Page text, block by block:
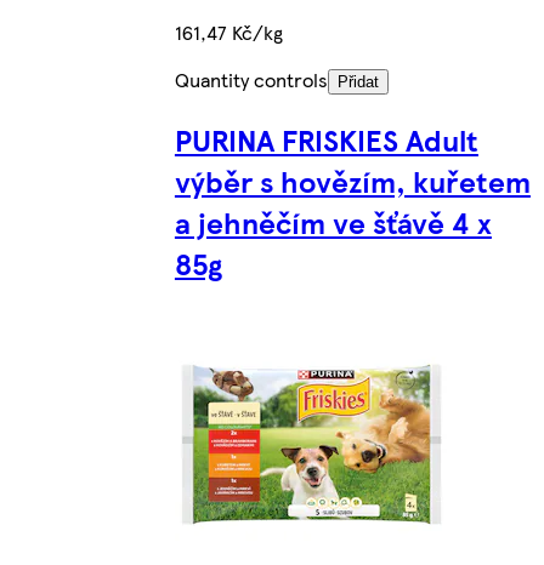
161,47 Kč/kg
Quantity controls
Přidat
PURINA FRISKIES Adult
výběr s hovězím, kuřetem
a jehněčím ve šťávě 4 x
85g